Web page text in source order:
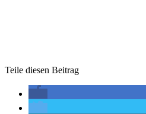
Teile diesen Beitrag